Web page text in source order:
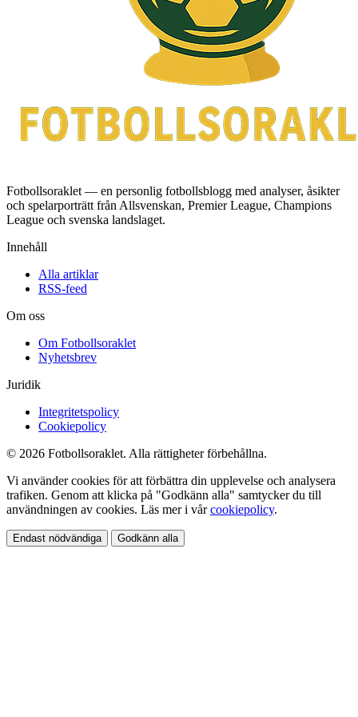
Fotbollsoraklet — en personlig fotbollsblogg med analyser, åsikter
och spelarporträtt från Allsvenskan, Premier League, Champions
League och svenska landslaget.
Innehåll
Alla artiklar
RSS-feed
Om oss
Om Fotbollsoraklet
Nyhetsbrev
Juridik
Integritetspolicy
Cookiepolicy
© 2026 Fotbollsoraklet. Alla rättigheter förbehållna.
Vi använder cookies för att förbättra din upplevelse och analysera
trafiken. Genom att klicka på "Godkänn alla" samtycker du till
användningen av cookies. Läs mer i vårcookiepolicy.
Endast nödvändiga Godkänn alla